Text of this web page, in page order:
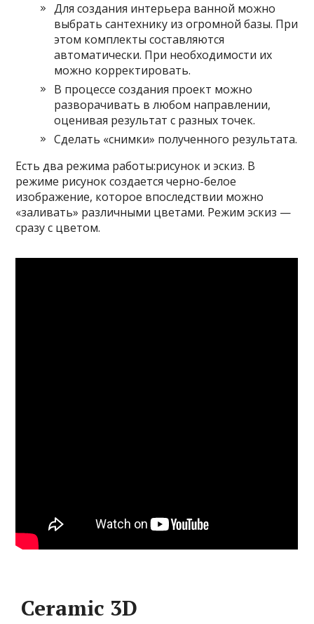
Для создания интерьера ванной можно
выбрать сантехнику из огромной базы. При
этом комплекты составляются
автоматически. При необходимости их
можно корректировать.
В процессе создания проект можно
разворачивать в любом направлении,
оценивая результат с разных точек.
Сделать «снимки» полученного результата.
Есть два режима работы:рисунок и эскиз. В
режиме рисунок создается черно-белое
изображение, которое впоследствии можно
«заливать» различными цветами. Режим эскиз —
сразу с цветом.
Ceramic 3D